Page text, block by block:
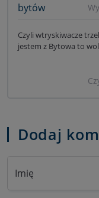
bytów
Czyli wtryskiwacze
jestem z Bytowa to
Dodaj
Imię